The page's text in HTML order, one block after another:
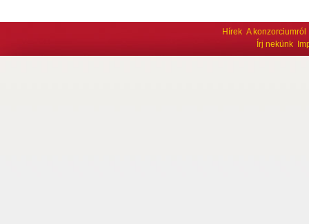
Hírek A konzorciumról
Írj nekünk